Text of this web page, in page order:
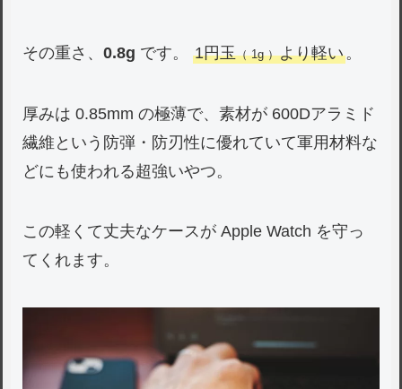
その重さ、0.8g です。1円玉（ 1g ）より軽い。
厚みは 0.85mm の極薄で、素材が 600Dアラミド
繊維という防弾・防刃性に優れていて軍用材料な
どにも使われる超強いやつ。
この軽くて丈夫なケースが Apple Watch を守っ
てくれます。